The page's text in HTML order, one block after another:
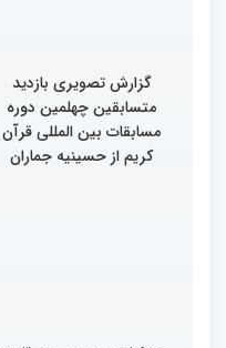
گزارش تصویری بازدید
متسابقین چهلمین دوره
مسابقات بین المللی قرآن
کریم از حسینیه جماران